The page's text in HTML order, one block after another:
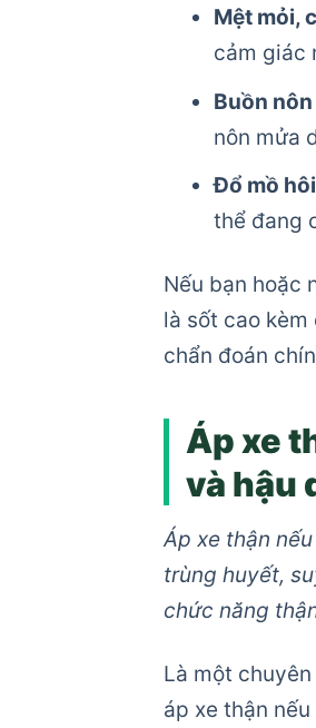
Mệt mỏi,
cảm giác
Buồn
nôn mửa
Đổ mồ
thể đang
Nếu bạn hoặc
là sốt cao
chẩn đoán
Áp xe
và hậu
Áp xe thận
trùng huyết,
chức năng
Là một
áp xe thận